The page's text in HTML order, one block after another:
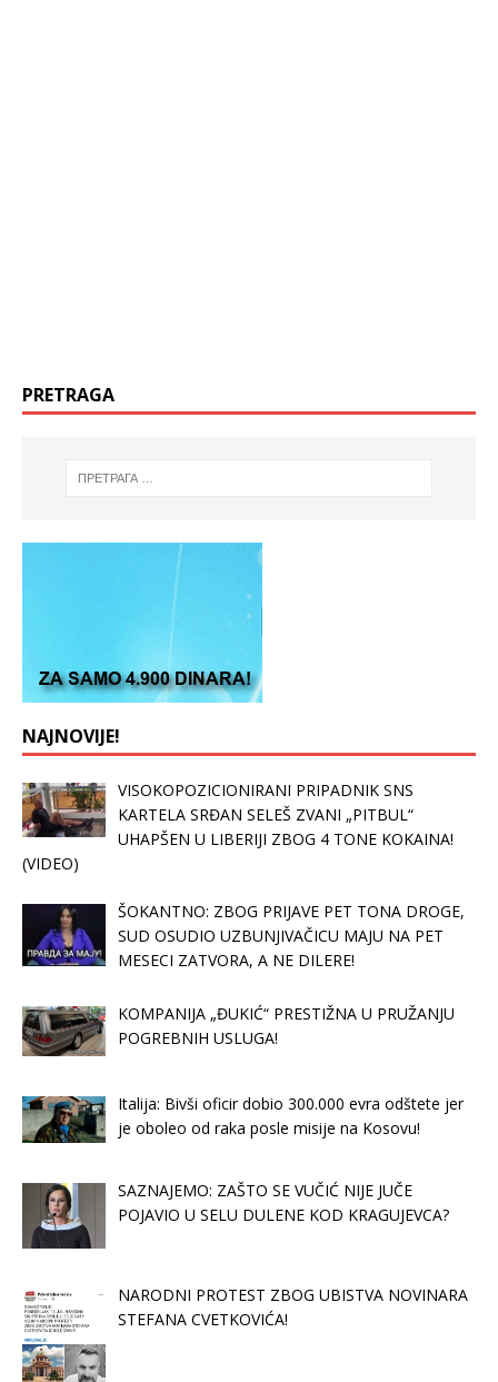
PRETRAGA
NAJNOVIJE!
VISOKOPOZICIONIRANI PRIPADNIK SNS
KARTELA SRĐAN SELEŠ ZVANI „PITBUL“
UHAPŠEN U LIBERIJI ZBOG 4 TONE KOKAINA!
(VIDEO)
ŠOKANTNO: ZBOG PRIJAVE PET TONA DROGE,
SUD OSUDIO UZBUNJIVAČICU MAJU NA PET
MESECI ZATVORA, A NE DILERE!
KOMPANIJA „ĐUKIĆ“ PRESTIŽNA U PRUŽANJU
POGREBNIH USLUGA!
Italija: Bivši oficir dobio 300.000 evra odštete jer
je oboleo od raka posle misije na Kosovu!
SAZNAJEMO: ZAŠTO SE VUČIĆ NIJE JUČE
POJAVIO U SELU DULENE KOD KRAGUJEVCA?
NARODNI PROTEST ZBOG UBISTVA NOVINARA
STEFANA CVETKOVIĆA!